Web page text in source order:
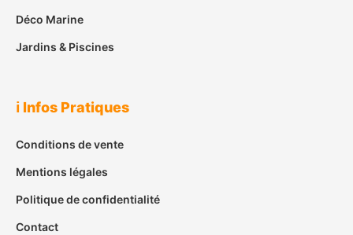
Déco Marine
Jardins & Piscines
ℹ️ Infos Pratiques
Conditions de vente
Mentions légales
Politique de confidentialité
Contact